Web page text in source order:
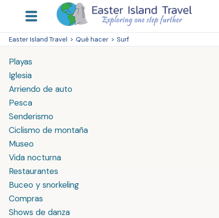
Easter Island Travel > Qué hacer > Surf
Playas
Iglesia
Arriendo de auto
Pesca
Senderismo
Ciclismo de montaña
Museo
Vida nocturna
Restaurantes
Buceo y snorkeling
Compras
Shows de danza